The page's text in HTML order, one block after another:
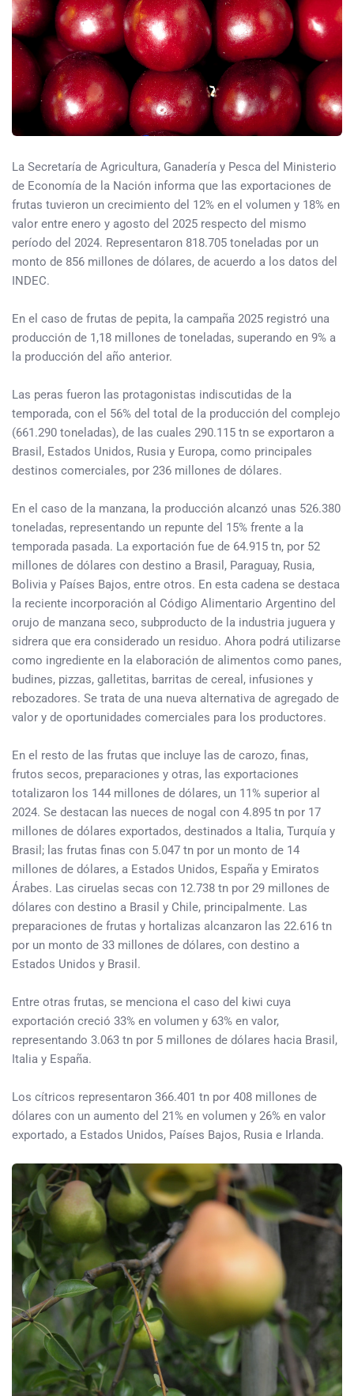
La Secretaría de Agricultura, Ganadería y Pesca del Ministerio
de Economía de la Nación informa que las exportaciones de
frutas tuvieron un crecimiento del 12% en el volumen y 18% en
valor entre enero y agosto del 2025 respecto del mismo
período del 2024. Representaron 818.705 toneladas por un
monto de 856 millones de dólares, de acuerdo a los datos del
INDEC.
En el caso de frutas de pepita, la campaña 2025 registró una
producción de 1,18 millones de toneladas, superando en 9% a
la producción del año anterior.
Las peras fueron las protagonistas indiscutidas de la
temporada, con el 56% del total de la producción del complejo
(661.290 toneladas), de las cuales 290.115 tn se exportaron a
Brasil, Estados Unidos, Rusia y Europa, como principales
destinos comerciales, por 236 millones de dólares.
En el caso de la manzana, la producción alcanzó unas 526.380
toneladas, representando un repunte del 15% frente a la
temporada pasada. La exportación fue de 64.915 tn, por 52
millones de dólares con destino a Brasil, Paraguay, Rusia,
Bolivia y Países Bajos, entre otros. En esta cadena se destaca
la reciente incorporación al Código Alimentario Argentino del
orujo de manzana seco, subproducto de la industria juguera y
sidrera que era considerado un residuo. Ahora podrá utilizarse
como ingrediente en la elaboración de alimentos como panes,
budines, pizzas, galletitas, barritas de cereal, infusiones y
rebozadores. Se trata de una nueva alternativa de agregado de
valor y de oportunidades comerciales para los productores.
En el resto de las frutas que incluye las de carozo, finas,
frutos secos, preparaciones y otras, las exportaciones
totalizaron los 144 millones de dólares, un 11% superior al
2024. Se destacan las nueces de nogal con 4.895 tn por 17
millones de dólares exportados, destinados a Italia, Turquía y
Brasil; las frutas finas con 5.047 tn por un monto de 14
millones de dólares, a Estados Unidos, España y Emiratos
Árabes. Las ciruelas secas con 12.738 tn por 29 millones de
dólares con destino a Brasil y Chile, principalmente. Las
preparaciones de frutas y hortalizas alcanzaron las 22.616 tn
por un monto de 33 millones de dólares, con destino a
Estados Unidos y Brasil.
Entre otras frutas, se menciona el caso del kiwi cuya
exportación creció 33% en volumen y 63% en valor,
representando 3.063 tn por 5 millones de dólares hacia Brasil,
Italia y España.
Los cítricos representaron 366.401 tn por 408 millones de
dólares con un aumento del 21% en volumen y 26% en valor
exportado, a Estados Unidos, Países Bajos, Rusia e Irlanda.